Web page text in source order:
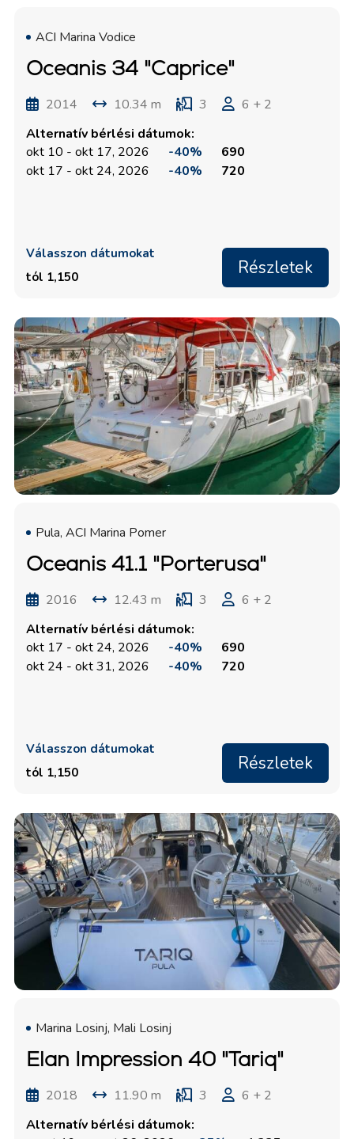
ACI Marina Vodice
Oceanis 34 "Caprice"
2014 10.34 m 3
6 + 2
Alternatív bérlési dátumok:
okt 10 - okt 17, 2026
-40%
690
okt 17 - okt 24, 2026
-40% 720
Válasszon dátumokat
tól 1,150
Részletek
Pula, ACI Marina Pomer
Oceanis 41.1 "Porterusa"
2016 12.43 m 3
6 + 2
Alternatív bérlési dátumok:
okt 17 - okt 24, 2026
-40%
690
okt 24 - okt 31, 2026
-40% 720
Válasszon dátumokat
tól 1,150
Részletek
Marina Losinj, Mali Losinj
Elan Impression 40 "Tariq"
2018 11.90 m 3
6 + 2
Alternatív bérlési dátumok: